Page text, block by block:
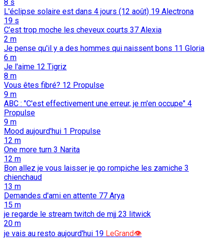
8 s
L'éclipse solaire est dans 4 jours (12 août) 19 Alectrona
19 s
C’est trop moche les cheveux courts 37 Alexia
2 m
Je pense qu'il y a des hommes qui naissent bons 11 Gloria
6 m
Je l'aime 12 Tigriz
8 m
Vous êtes fibré? 12 Propulse
9 m
ABC : "C'est effectivement une erreur, je m'en occupe" 4
Propulse
9 m
Mood aujourd'hui 1 Propulse
12 m
One more turn 3 Narita
12 m
Bon allez je vous laisser je go rompiche les zamiche 3
chienchaud
13 m
Demandes d'ami en attente 77 Arya
15 m
je regarde le stream twitch de mjj 23 litwick
20 m
je vais au resto aujourd'hui 19 LeGrand👁️